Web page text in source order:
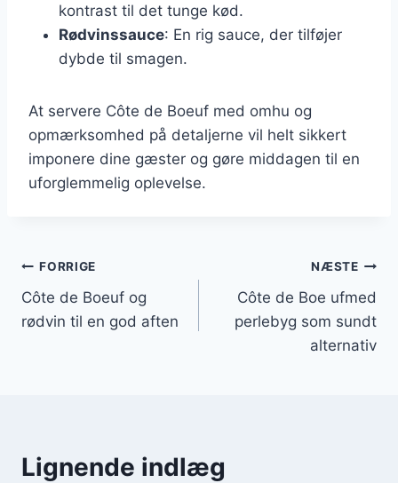
kontrast til det tunge kød.
Rødvinssauce: En rig sauce, der tilføjer
dybde til smagen.
At servere Côte de Boeuf med omhu og
opmærksomhed på detaljerne vil helt sikkert
imponere dine gæster og gøre middagen til en
uforglemmelig oplevelse.
Indlægsnavigation
FORRIGE
Côte de Boeuf og
rødvin til en god aften
NÆSTE
Côte de Boe ufmed
perlebyg som sundt
alternativ
Lignende indlæg